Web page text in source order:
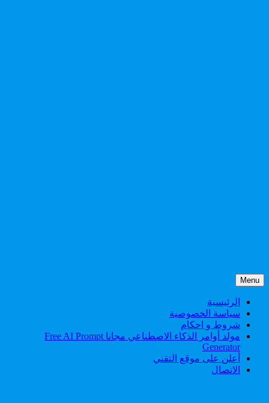
Skip
to
content
Menu
الرئيسية
سياسة الخصوصية
شروط و احكام
مولد أوامر الذكاء الاصطناعي مجانا Free AI Prompt
Generator
أعلن على موقع التقني
الاتصال